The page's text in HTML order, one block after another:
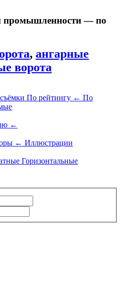
промышленности — по
, ангарные
ворота
По рейтингу ← По
←
← Иллюстрации
Горизонтальные